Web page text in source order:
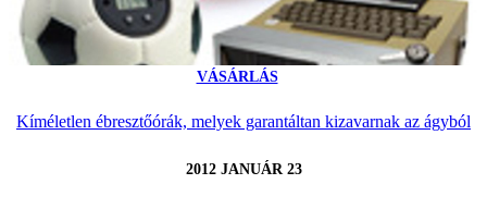
VÁSÁRLÁS
Kíméletlen ébresztőórák, melyek garantáltan kizavarnak az ágyból
2012 JANUÁR 23